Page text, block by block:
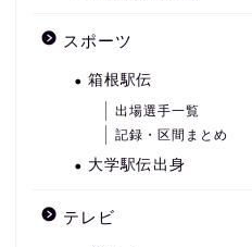
スポーツ
箱根駅伝
出場選手一覧
記録・区間まとめ
大学駅伝出身
テレビ